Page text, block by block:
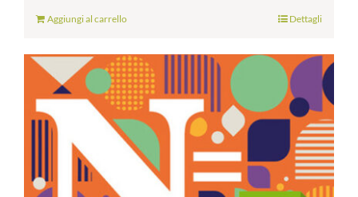
Aggiungi al carrello Dettagli